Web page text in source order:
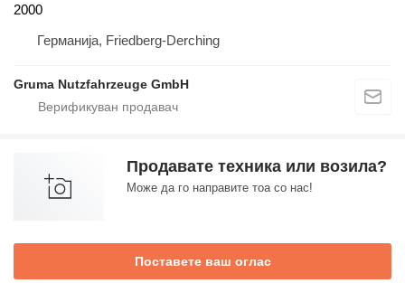
2000
Германија, Friedberg-Derching
Gruma Nutzfahrzeuge GmbH
Продавате техника или возила?
Може да го направите тоа со нас!
Поставете ваш оглас